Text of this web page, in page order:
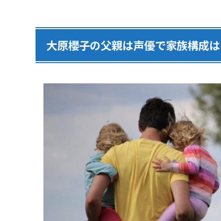
大原櫻子の父親は声優で家族構成